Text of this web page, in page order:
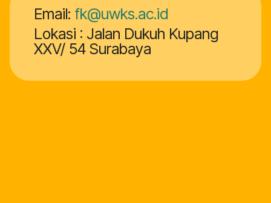
Email: fk@uwks.ac.id
Lokasi : Jalan Dukuh Kupang
XXV/ 54 Surabaya